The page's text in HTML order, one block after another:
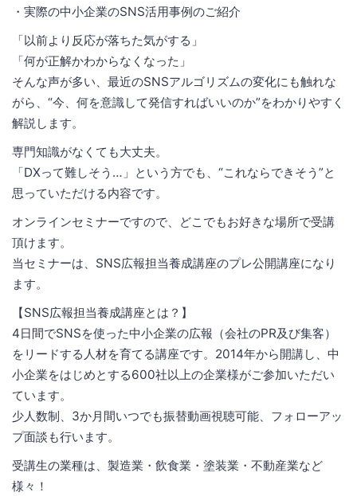
・実際の中小企業のSNS活用事例のご紹介
「以前より反応が落ちた気がする」
「何が正解かわからなくなった」
そんな声が多い、最近のSNSアルゴリズムの変化にも触れな
がら、“今、何を意識して発信すればいいのか”をわかりやすく
解説します。
専門知識がなくても大丈夫。
「DXって難しそう…」という方でも、“これならできそう”と
思っていただける内容です。
オンラインセミナーですので、どこでもお好きな場所で受講
頂けます。
当セミナーは、SNS広報担当養成講座のプレ公開講座になり
ます。
【SNS広報担当養成講座とは？】
4日間でSNSを使った中小企業の広報（会社のPR及び集客）
をリードする人材を育てる講座です。2014年から開講し、中
小企業をはじめとする600社以上の企業様がご参加いただい
ています。
少人数制、3か月間いつでも振替動画視聴可能、フォローアッ
プ面談も行います。
受講生の業種は、製造業・飲食業・塗装業・不動産業など
様々！